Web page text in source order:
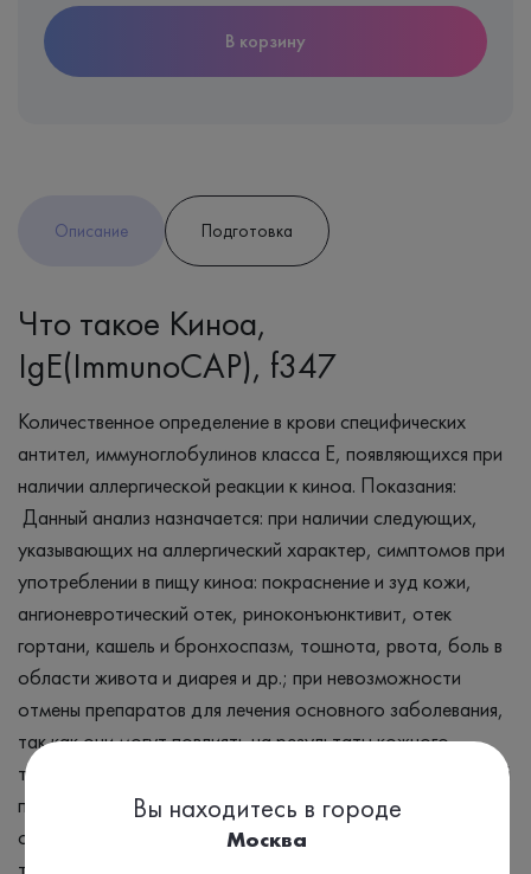
В корзину
Описание Подготовка
Что такое Киноа,
IgE(ImmunoCAP), f347
Количественное определение в крови специфических
антител, иммуноглобулинов класса E, появляющихся при
наличии аллергической реакции к киноа. Показания:
Данный анализ назначается: при наличии следующих,
указывающих на аллергический характер, симптомов при
употреблении в пищу киноа: покраснение и зуд кожи,
ангионевротический отек, риноконъюнктивит, отек
гортани, кашель и бронхоспазм, тошнота, рвота, боль в
области живота и диарея и др.; при невозможности
отмены препаратов для лечения основного заболевания,
так как они могут повлиять на результаты кожного
тестирования; при поражении кожных покровов, в острый
период заболевания; при поливалентном характере
сенсибилизации, когда нет возможности провести
тестирование in vivo с предполагаемыми аллергенами;
Вы находитесь в городе
Москва